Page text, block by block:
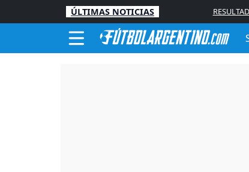
ÚLTIMAS NOTICIAS